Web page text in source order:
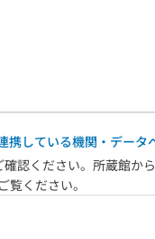
携している機関・データ
認ください。所蔵館か
覧ください。